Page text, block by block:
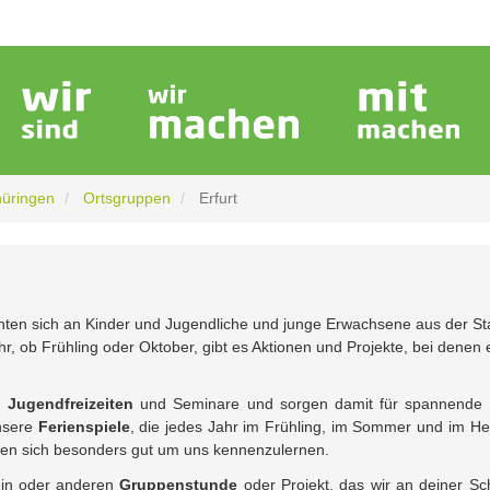
Ortsgruppen Erfurt
sich an Kinder und Jugendliche und junge Erwachsene aus der
ob Frühling oder Oktober, gibt es Aktionen und Projekte, bei denen
und Seminare und sorgen damit für spannende
Ferienspiele, die jedes Jahr im Frühling, im Sommer und im
sich besonders gut um uns kennenzulernen.
oder anderenGruppenstunde oder Projekt, das wir an deiner